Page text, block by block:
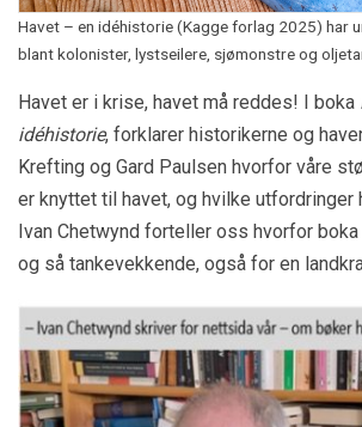
Havet – en idéhistorie (Kagge forlag 2025) har
blant kolonister, lystseilere, sjømonstre og
Havet er i krise, havet må reddes! I boka
idéhistorie, forklarer historikerne og
Krefting og Gard Paulsen hvorfor våre
er knyttet til havet, og hvilke utfordringer
Ivan Chetwynd forteller oss hvorfor
og så tankevekkende, også for en